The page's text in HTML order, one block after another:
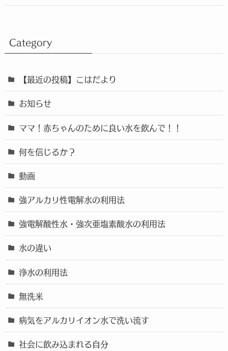
Category
【最近の投稿】こはだより
お知らせ
ママ！赤ちゃんのために良い水を飲んで！！
何を信じるか？
動画
強アルカリ性電解水の利用法
強電解酸性水・強次亜塩素酸水の利用法
水の違い
浄水の利用法
無洗米
病気をアルカリイオン水で洗い流す
社会に飲み込まれる自分